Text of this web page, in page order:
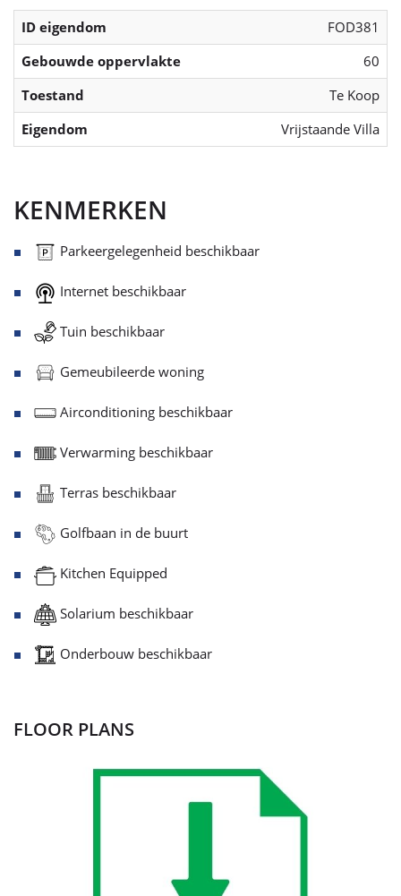
ID eigendom
FOD381
Gebouwde oppervlakte
60
Toestand
Te Koop
Eigendom
Vrijstaande Villa
KENMERKEN
Parkeergelegenheid beschikbaar
Internet beschikbaar
Tuin beschikbaar
Gemeubileerde woning
Airconditioning beschikbaar
Verwarming beschikbaar
Terras beschikbaar
Golfbaan in de buurt
Kitchen Equipped
Solarium beschikbaar
Onderbouw beschikbaar
FLOOR PLANS